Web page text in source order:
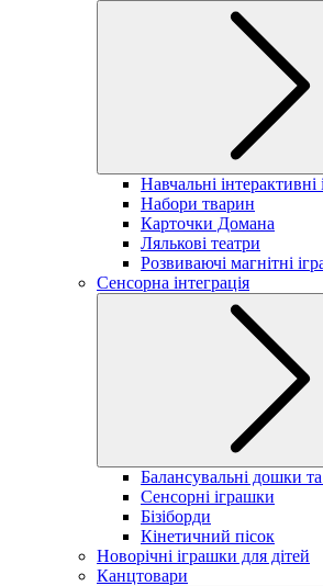
Навчальні інтерактивні
Набори тварин
Карточки Домана
Лялькові театри
Розвиваючі магнітні
Сенсорна інтеграція
Балансувальні дошки
Сенсорні іграшки
Бізіборди
Кінетичний пісок
Новорічні іграшки для дітей
Канцтовари